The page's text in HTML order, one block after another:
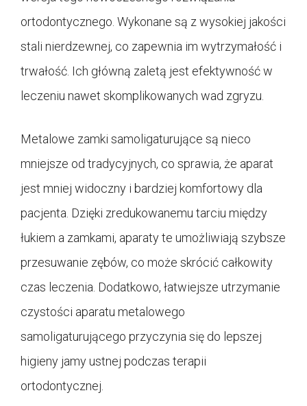
ortodontycznego. Wykonane są z wysokiej jakości
stali nierdzewnej, co zapewnia im wytrzymałość i
trwałość. Ich główną zaletą jest efektywność w
leczeniu nawet skomplikowanych wad zgryzu.
Metalowe zamki samoligaturujące są nieco
mniejsze od tradycyjnych, co sprawia, że aparat
jest mniej widoczny i bardziej komfortowy dla
pacjenta. Dzięki zredukowanemu tarciu między
łukiem a zamkami, aparaty te umożliwiają szybsze
przesuwanie zębów, co może skrócić całkowity
czas leczenia. Dodatkowo, łatwiejsze utrzymanie
czystości aparatu metalowego
samoligaturującego przyczynia się do lepszej
higieny jamy ustnej podczas terapii
ortodontycznej.